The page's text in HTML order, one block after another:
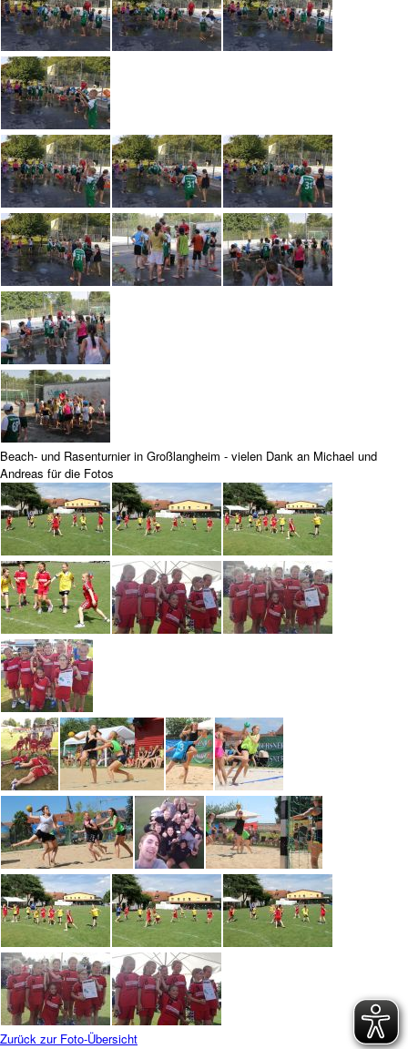
Beach- und Rasenturnier in Großlangheim - vielen Dank an Michael und
Andreas für die Fotos
Zurück zur Foto-Übersicht